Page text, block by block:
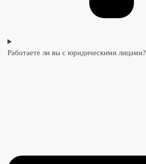
Работаете ли вы с юридическими лицами?